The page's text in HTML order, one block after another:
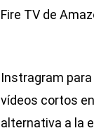
Fire TV de
Instragram
vídeos cortos
alternativa a la